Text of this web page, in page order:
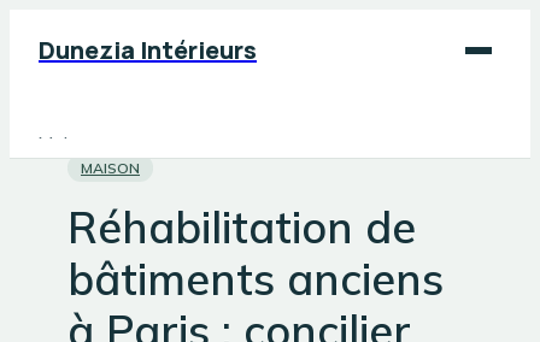
Dunezia Intérieurs
Maison
Jardinage
Bricolage
MAISON
Réhabilitation de
bâtiments anciens
à Paris : concilier